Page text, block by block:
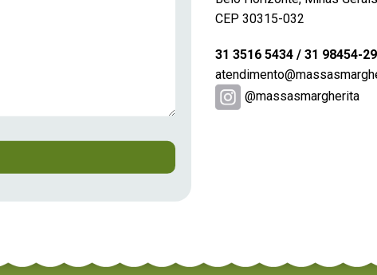
CEP 30315-032
31 3516 5434 / 31 98454-
@massasmargherita